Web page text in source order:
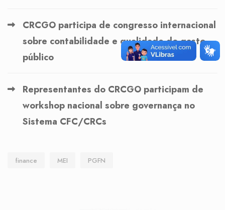
CRCGO participa de congresso internacional
sobre contabilidade e qualidade do gasto
público
Representantes do CRCGO participam de
workshop nacional sobre governança no
Sistema CFC/CRCs
finance MEI PGFN